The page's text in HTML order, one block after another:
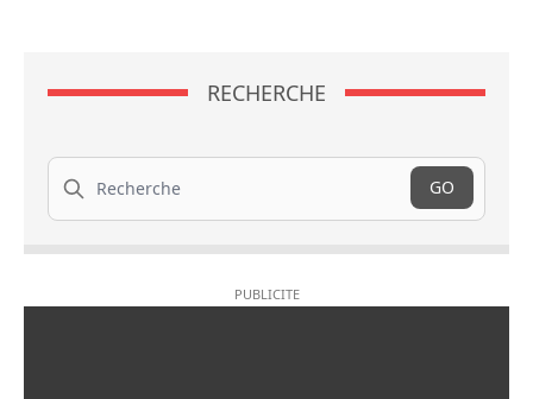
RECHERCHE
Recherche
GO